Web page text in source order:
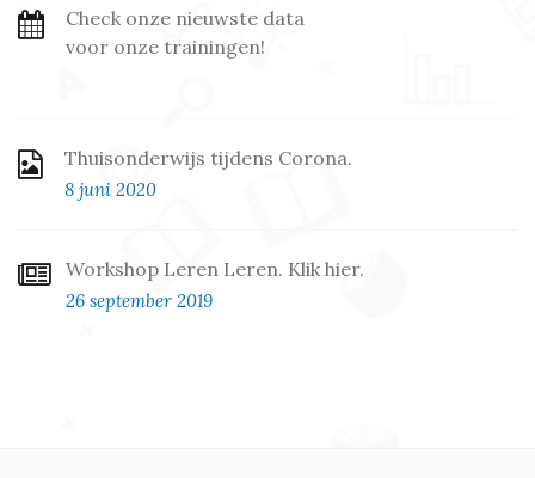
Check onze nieuwste data
voor onze trainingen!
Thuisonderwijs tijdens Corona.
8 juni 2020
Workshop Leren Leren. Klik hier.
26 september 2019